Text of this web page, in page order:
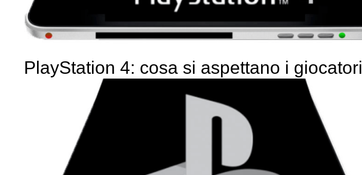
PlayStation 4: cosa si aspettano i giocatori